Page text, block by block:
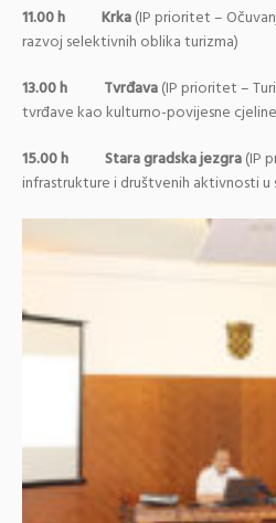
11.00 h
Krka(IP prioritet –
razvoj selektivnih oblika turizma)
13.00 h
Tvrđava(IP prioritet –
tvrđave kao kulturno-povijesne
15.00 h
Stara gradska jezgra(IP
infrastrukture i društvenih aktivnosti